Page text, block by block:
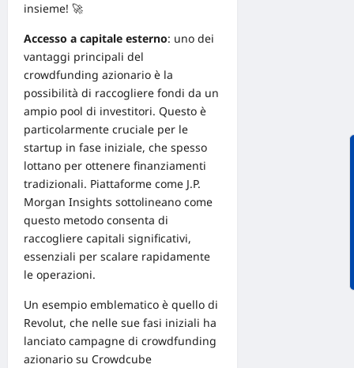
insieme! 🚀
Accesso a capitale esterno: uno dei
vantaggi principali del
crowdfunding azionario è la
possibilità di raccogliere fondi da un
ampio pool di investitori. Questo è
particolarmente cruciale per le
startup in fase iniziale, che spesso
lottano per ottenere finanziamenti
tradizionali. Piattaforme come J.P.
Morgan Insights sottolineano come
questo metodo consenta di
raccogliere capitali significativi,
essenziali per scalare rapidamente
le operazioni.
Un esempio emblematico è quello di
Revolut, che nelle sue fasi iniziali ha
lanciato campagne di crowdfunding
azionario su Crowdcube